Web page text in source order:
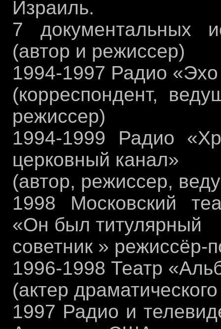
Израиль.
7 документальных
(автор и режиссер)
1994-1997 Радио
(корреспондент,
режиссер)
1994-1999 Радио
церковный канал»
(автор, режиссер,
1998 Московский
«Он был титулярный
советник » режиссёр-
1996-1998 Театр
(актер
1997 Радио и